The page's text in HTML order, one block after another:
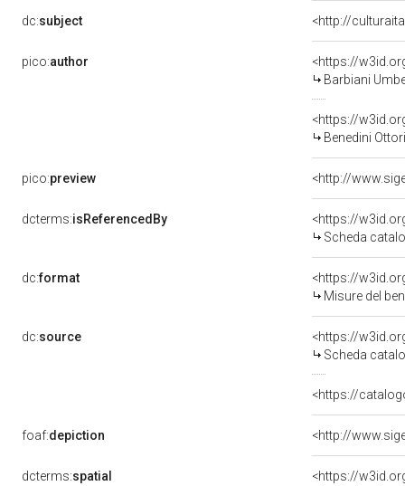
dc:subject <http://
pico:author
<https://
Barbiani
<https://
Benedini
pico:preview <http://
dcterms:isReferencedBy
<https://
Scheda
dc:format
<https://
Misure del
dc:source
<https://
Scheda
<https://
foaf:depiction <http://
dcterms:spatial
<https://